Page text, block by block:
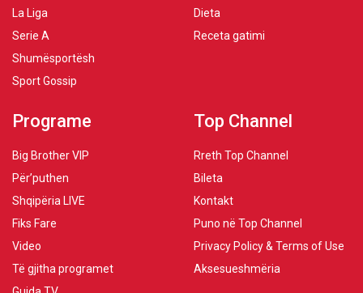
La Liga
Serie A
Shumësportësh
Sport Gossip
Dieta
Receta gatimi
Programe
Big Brother VIP
Për’puthen
Shqipëria LIVE
Fiks Fare
Video
Të gjitha programet
Top Channel
Rreth Top Channel
Bileta
Kontakt
Puno në Top Channel
Privacy Policy & Terms of Use
Aksesueshmëria